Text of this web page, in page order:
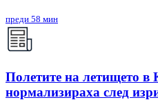
преди 58 мин
Полетите на летището в
нормализираха след